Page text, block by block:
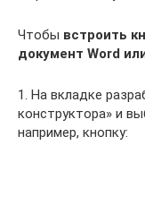
Чтобы встроить
документ Word
1. На вкладке
конструктора» и
например, кнопку: